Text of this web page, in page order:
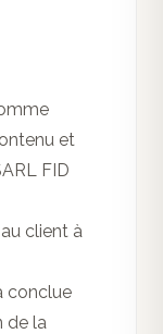
et
FID
client à
conclue
de la